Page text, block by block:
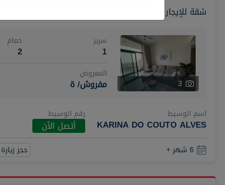
شقة للإيجار
3
سرير
1
حمام
2
المعروض
مفروش/ ة
اسم الوسيط
KARINA DO COUTO ALVES
رقم الوسيط
أتصل الأن
6 شهر + حجز زيارة